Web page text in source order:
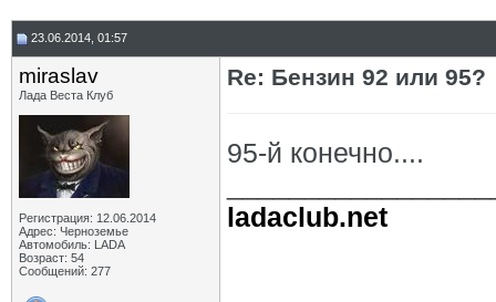
23.06.2014, 01:57
miraslav
Лада Веста Клуб
Регистрация: 12.06.2014
Адрес: Черноземье
Автомобиль: LADA
Возраст: 54
Сообщений: 277
Re: Бензин 92 или 95?
95-й конечно....
ladaclub.net